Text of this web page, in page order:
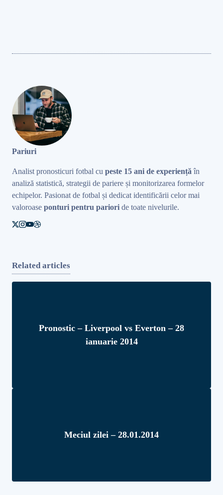
Pariuri
Analist pronosticuri fotbal cu peste 15 ani de experiență în
analiză statistică, strategii de pariere și monitorizarea formelor
echipelor. Pasionat de fotbal și dedicat identificării celor mai
valoroase ponturi pentru pariori de toate nivelurile.
Related articles
Pronostic – Liverpool vs Everton – 28
ianuarie 2014
Meciul zilei – 28.01.2014